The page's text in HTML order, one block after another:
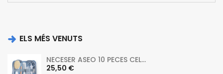
ELS MÉS VENUTS
NECESER ASEO 10 PECES CEL...
Preu
25,50 €